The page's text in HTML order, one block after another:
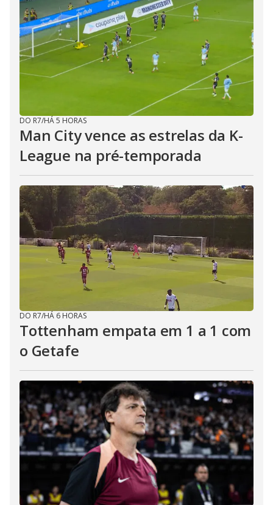
DO R7/HÁ 5 HORAS
Man City vence as estrelas da K-
League na pré-temporada
DO R7/HÁ 6 HORAS
Tottenham empata em 1 a 1 com
o Getafe